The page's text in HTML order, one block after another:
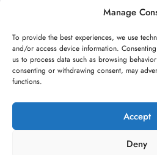
Manage
To provide the best experiences, we use
and/or access device information.
us to process data such as browsing
consenting or withdrawing consent, may
functions.
Accept
Deny
„Predmet Medeja“ otvara 59.